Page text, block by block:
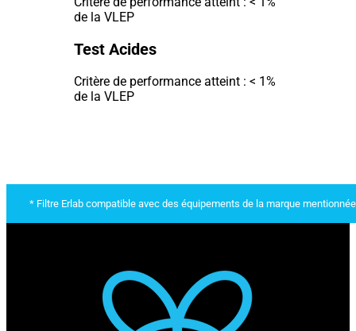
de la VLEP
Test Acides
Critère de performance atteint : < 1%
de la VLEP
* Filtre Erlab compatible avec des équipements de la marque